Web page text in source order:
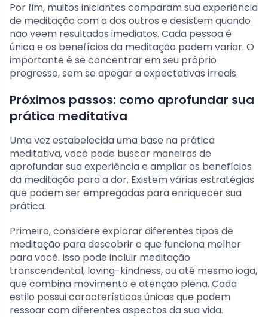
Por fim, muitos iniciantes comparam sua experiência
de meditação com a dos outros e desistem quando
não veem resultados imediatos. Cada pessoa é
única e os benefícios da meditação podem variar. O
importante é se concentrar em seu próprio
progresso, sem se apegar a expectativas irreais.
Próximos passos: como aprofundar sua
prática meditativa
Uma vez estabelecida uma base na prática
meditativa, você pode buscar maneiras de
aprofundar sua experiência e ampliar os benefícios
da meditação para a dor. Existem várias estratégias
que podem ser empregadas para enriquecer sua
prática.
Primeiro, considere explorar diferentes tipos de
meditação para descobrir o que funciona melhor
para você. Isso pode incluir meditação
transcendental, loving-kindness, ou até mesmo ioga,
que combina movimento e atenção plena. Cada
estilo possui características únicas que podem
ressoar com diferentes aspectos da sua vida.